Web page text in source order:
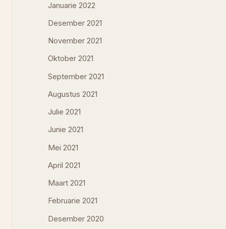
Januarie 2022
Desember 2021
November 2021
Oktober 2021
September 2021
Augustus 2021
Julie 2021
Junie 2021
Mei 2021
April 2021
Maart 2021
Februarie 2021
Desember 2020